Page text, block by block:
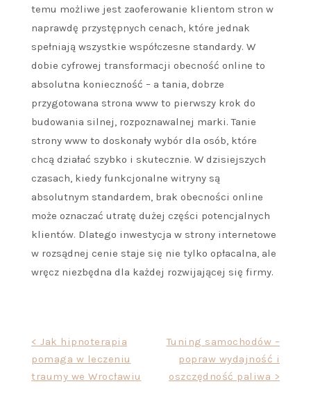
temu możliwe jest zaoferowanie klientom stron w
naprawdę przystępnych cenach, które jednak
spełniają wszystkie współczesne standardy. W
dobie cyfrowej transformacji obecność online to
absolutna konieczność – a tania, dobrze
przygotowana strona www to pierwszy krok do
budowania silnej, rozpoznawalnej marki. Tanie
strony www to doskonały wybór dla osób, które
chcą działać szybko i skutecznie. W dzisiejszych
czasach, kiedy funkcjonalne witryny są
absolutnym standardem, brak obecności online
może oznaczać utratę dużej części potencjalnych
klientów. Dlatego inwestycja w strony internetowe
w rozsądnej cenie staje się nie tylko opłacalna, ale
wręcz niezbędna dla każdej rozwijającej się firmy.
Nawigacja
wpisu
< Jak hipnoterapia
pomaga w leczeniu
traumy we Wrocławiu
Tuning samochodów –
popraw wydajność i
oszczędność paliwa >